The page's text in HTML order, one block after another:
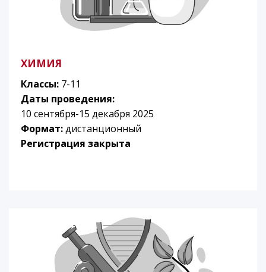
ХИМИЯ
Классы: 7-11
Даты проведения:
10 сентября-15 декабря 2025
Формат:дистанционный
Регистрация закрыта